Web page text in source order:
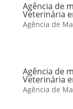
Agência de
Veterinária
Agência de
Agência de
Veterinária
Agência de